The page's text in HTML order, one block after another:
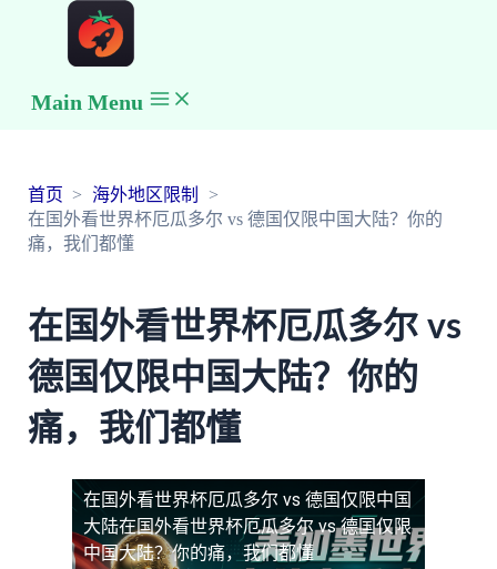
Main Menu
首页
海外地区限制
在国外看世界杯厄瓜多尔 vs 德国仅限中国大陆？你的
痛，我们都懂
在国外看世界杯厄瓜多尔 vs
德国仅限中国大陆？你的
痛，我们都懂
在国外看世界杯厄瓜多尔 vs 德国仅限中国
大陆在国外看世界杯厄瓜多尔 vs 德国仅限
中国大陆？你的痛，我们都懂